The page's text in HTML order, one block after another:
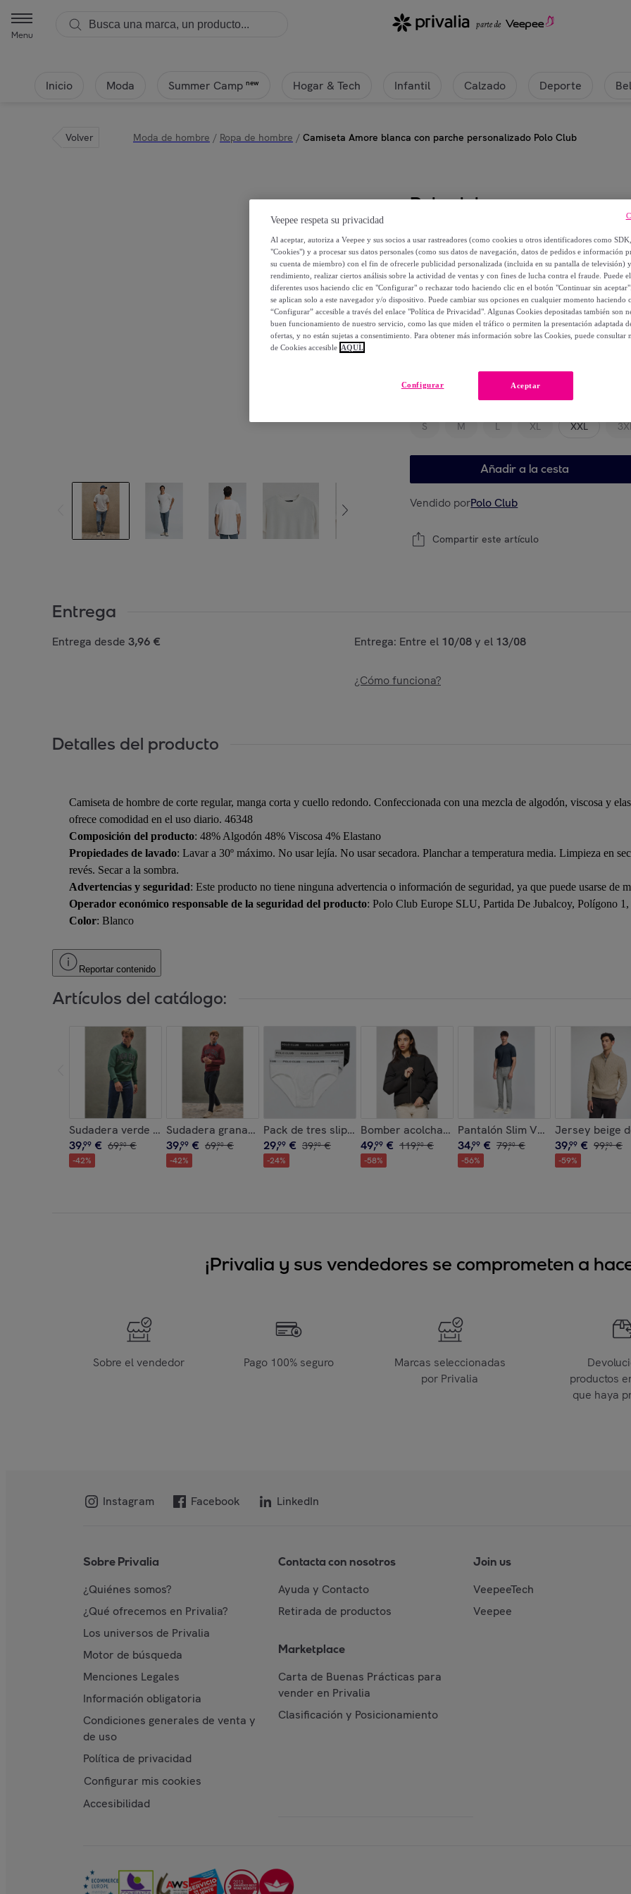
Menu
Inicio Moda Summer Camp new Hogar & Tech Infantil Calzado Deporte
Volver Moda de hombre / Ropa de hombre / Camiseta Amore blanca con parche personalizado Polo Club
Polo club
Camiseta Amore blanca con
14,99 €
29,90 €
-49 %
Elige tu modelo
S M L XL XXL
Añadir a la cesta
Vendido porPolo Club
Compartir este artículo
Entrega
Entrega desde 3,96 € Entrega: Entre el 10/08y el 13/08
¿Cómo funciona?
Detalles del producto
Camiseta de hombre de corte regular, manga corta y cuello redondo. Confeccionada con una mezcla de algodón, viscosa y
ofrece comodidad en el uso diario. 46348
Composición del producto: 48% Algodón 48% Viscosa 4% Elastano
Propiedades de lavado: Lavar a 30º máximo. No usar lejía. No usar secadora. Planchar a temperatura media. Limpieza en
revés. Secar a la sombra.
Advertencias y seguridad: Este producto no tiene ninguna advertencia o información de seguridad, ya que puede usarse de
Operador económico responsable de la seguridad del producto: Polo Club Europe SLU, Partida De Jubalcoy, Polígono
Color: Blanco
Reportar contenido
Artículos del catálogo:
Sudadera verde botella de corte holgado Established 2012 Polo Club
39,99 € 69,90 €
-42%
Sudadera granate de corte holgado Established 2012 Polo Club
39,99 € 69,90 €
-42%
Pack de tres slips negro, gris y blanco con detalle Polo Club
29,99 € 39,90 €
-24%
Bomber acolchada negra Dubái con detalle Polo Club
49,99 € 119,90 €
-58%
Pantalón Slim Voss en gris con
34,99 € 79,90 €
-56%
Jersey beige
39,99 € 99,90 €
-59%
¡Privalia y sus vendedores se comprometen a
Sobre el vendedor Pago 100% seguro
Marcas seleccionadas
por Privalia
productos
que haya
Instagram Facebook LinkedIn
Sobre Privalia
¿Quiénes somos?
¿Qué ofrecemos en Privalia?
Los universos de Privalia
Motor de búsqueda
Menciones Legales
Información obligatoria
Condiciones generales de venta y
de uso
Política de privacidad
Configurar mis cookies
Accesibilidad
Contacta con nosotros
Ayuda y Contacto
Retirada de productos
Marketplace
Carta de Buenas Prácticas para
vender en Privalia
Clasificación y Posicionamiento
Join us
VeepeeTech
Veepee
Veepee respeta su privacidad
Al aceptar, autoriza a Veepee y sus socios a usar rastreadores (como cookies u otros identificadores como
"Cookies") y a procesar sus datos personales (como sus datos de navegación, datos de pedidos e información
su cuenta de miembro) con el fin de ofrecerle publicidad personalizada (incluida en su pantalla de televisión)
rendimiento, realizar ciertos análisis sobre la actividad de ventas y con fines de lucha contra el fraude. Puede
diferentes usos haciendo clic en "Configurar" o rechazar todo haciendo clic en el botón "Continuar sin
se aplican solo a este navegador y/o dispositivo. Puede cambiar sus opciones en cualquier momento haciendo
“Configurar” accesible a través del enlace "Política de Privacidad". Algunas Cookies depositadas también son
buen funcionamiento de nuestro servicio, como las que miden el tráfico o permiten la presentación adaptada
ofertas, y no están sujetas a consentimiento. Para obtener más información sobre las Cookies, puede consultar
de Cookies accesible AQUÍ.
Aceptar
Configurar